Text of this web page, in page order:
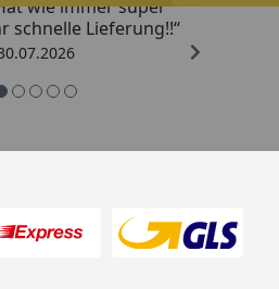
wie immer super
schnelle Lieferung!!“